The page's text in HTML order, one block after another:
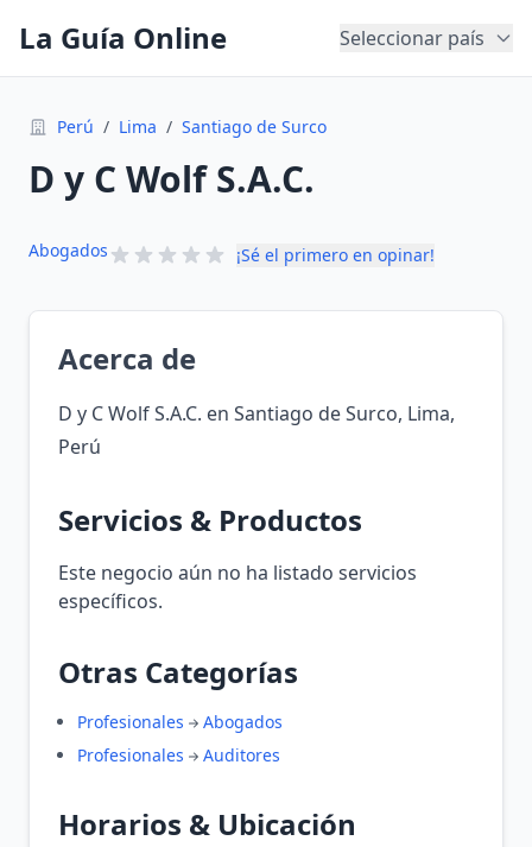
La Guía Online Seleccionar país
Perú / Lima / Santiago de Surco
D y C Wolf S.A.C.
Abogados ¡Sé el primero en opinar!
Acerca de
D y C Wolf S.A.C. en Santiago de Surco, Lima,
Perú
Servicios & Productos
Este negocio aún no ha listado servicios
específicos.
Otras Categorías
Profesionales
Abogados
Profesionales
Auditores
Horarios & Ubicación